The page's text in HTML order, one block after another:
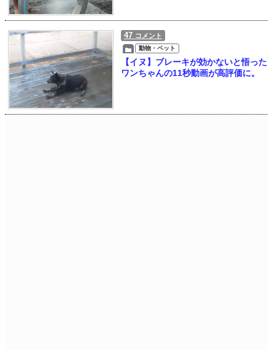
47 コメント
動物・ペット
【イヌ】ブレーキが効かないと悟った
ワンちゃんの11秒動画が高評価に。